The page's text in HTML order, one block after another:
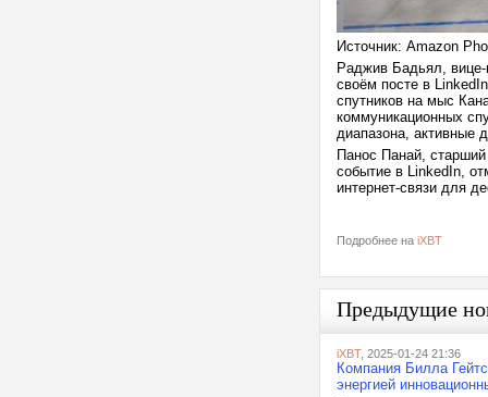
Источник: Amazon
Раджив Бадьял,
своём посте в
спутников на мыс
коммуникационных
диапазона, активные
Панос Панай,
событие в LinkedIn,
интернет-связи для
Подробнее на iXBT
Предыдущие
iXBT, 2025-01-24 21:36
Компания Билла
энергией